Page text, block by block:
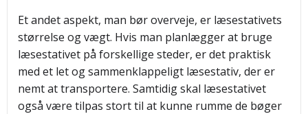
Et andet aspekt, man bør overveje, er læsestativets
størrelse og vægt. Hvis man planlægger at bruge
læsestativet på forskellige steder, er det praktisk
med et let og sammenklappeligt læsestativ, der er
nemt at transportere. Samtidig skal læsestativet
også være tilpas stort til at kunne rumme de bøger